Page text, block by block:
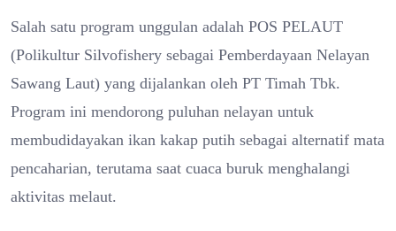
Salah satu program unggulan adalah POS PELAUT
(Polikultur Silvofishery sebagai Pemberdayaan Nelayan
Sawang Laut) yang dijalankan oleh PT Timah Tbk.
Program ini mendorong puluhan nelayan untuk
membudidayakan ikan kakap putih sebagai alternatif mata
pencaharian, terutama saat cuaca buruk menghalangi
aktivitas melaut.